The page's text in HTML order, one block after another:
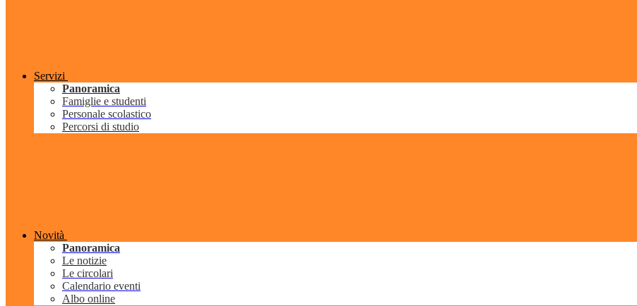
Servizi
Panoramica
Famiglie e studenti
Personale scolastico
Percorsi di studio
Novità
Panoramica
Le notizie
Le circolari
Calendario eventi
Albo online